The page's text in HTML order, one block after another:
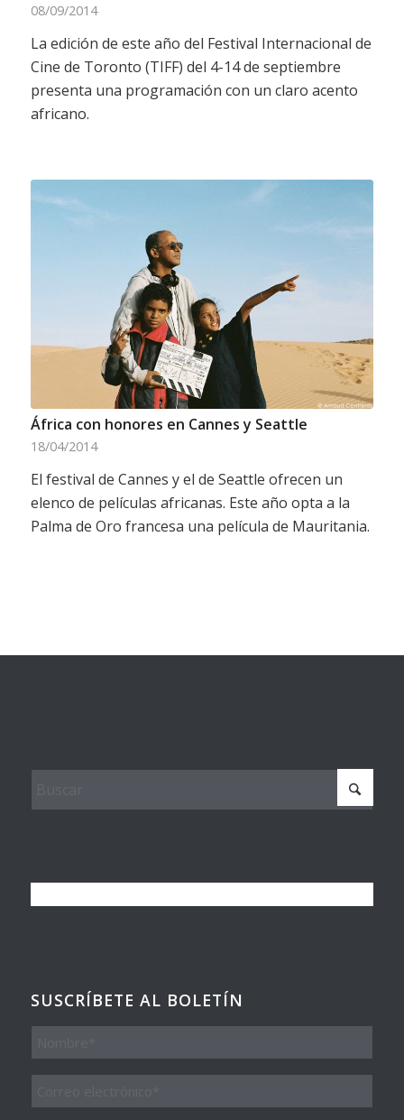
08/09/2014
La edición de este año del Festival Internacional de
Cine de Toronto (TIFF) del 4-14 de septiembre
presenta una programación con un claro acento
africano.
África con honores en Cannes y Seattle
18/04/2014
El festival de Cannes y el de Seattle ofrecen un
elenco de películas africanas. Este año opta a la
Palma de Oro francesa una película de Mauritania.
SUSCRÍBETE AL BOLETÍN
Nombre